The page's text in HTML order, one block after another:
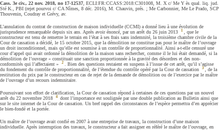
Cass. 3e civ., 22 nov. 2018, no 17-12537 , ECLI:FR:CCASS:2018:C301008, M. X c/ Me Y ès qual. liq. jud.
Sté K., PBI (rejet pourvoi c/ CA Nîmes, 8 déc. 2016), M. Chauvin, prés. ; Me Carbonnier, Me Le Prado, SCP
Thouvenin, Coudray et Grévy, av.
L’annulation du contrat de construction de maison individuelle (CCMI) a donné lieu à une évolution de
jurisprudence remarquable depuis six ans. Après avoir énoncé, par un arrêt du 26 juin 2013
1
, que le
constructeur est tenu de remettre le terrain en l’état à ses frais sans indemnité, la troisième chambre civile de la
Cour de cassation a décidé, le 15 octobre 2015, que la démolition ne constitue pas pour le maître de l’ouvrage
un droit inconditionnel, mais qu’elle est soumise à un contrôle de proportionnalité. Ainsi a-t-elle censuré une
cour d’appel qui avait ordonné la démolition de la maison sans rechercher, comme il le lui était demandé, si la
démolition de l’ouvrage « constituait une sanction proportionnée à la gravité des désordres et des non-
conformités qui l’affectaient »
2
. Bien des questions restaient en suspens à l’issue de cet arrêt, qu’il s’agisse
du fondement du contrôle de proportionnalité, de l’étendue du contrôle opéré par la Cour de cassation
3
, de la
restitution du prix par le constructeur en cas de rejet de la demande de démolition ou de l’exercice par le maître
de l’ouvrage d’un recours indemnitaire.
Poursuivant son effort de clarification, la Cour de cassation répond à certaines de ces questions par un nouvel
arrêt du 22 novembre 2018
4 dont l’importance est soulignée par une double publication au Bulletin ainsi que
sur le site internet de la Cour de cassation. Un bref rappel des circonstances de l’espèce permettra d’en apprécier
le bien-fondé et la portée.
Un maître de l’ouvrage avait confié en 2007 à une entreprise de travaux, la construction d’une maison
individuelle. Après interruption des travaux, le constructeur a fait assigner en référé le maître de l’ouvrage, en